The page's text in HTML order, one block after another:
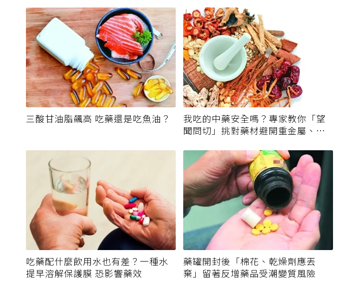
三酸甘油脂飆高 吃藥還是吃魚油？
我吃的中藥安全嗎？專家教你「望
聞問切」挑對藥材避開重金屬、發
吃藥配什麼飲用水也有差？一種水
提早溶解保護膜 恐影響藥效
藥罐開封後「棉花、乾燥劑應丟
棄」留著反增藥品受潮變質風險